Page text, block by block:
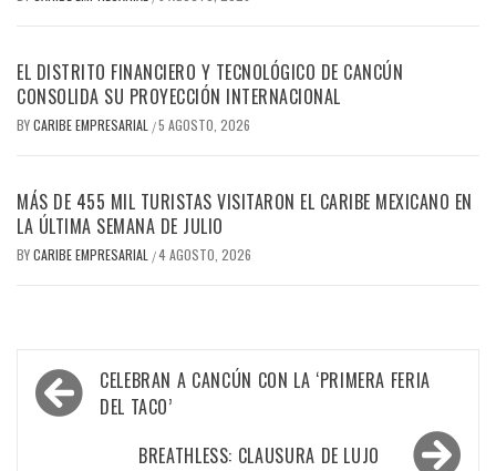
EL DISTRITO FINANCIERO Y TECNOLÓGICO DE CANCÚN
CONSOLIDA SU PROYECCIÓN INTERNACIONAL
BYCARIBE EMPRESARIAL /5 AGOSTO, 2026
MÁS DE 455 MIL TURISTAS VISITARON EL CARIBE MEXICANO EN
LA ÚLTIMA SEMANA DE JULIO
BYCARIBE EMPRESARIAL /4 AGOSTO, 2026
Navegación
de
CELEBRAN A CANCÚN CON LA ‘PRIMERA FERIA
DEL TACO’
BREATHLESS: CLAUSURA DE LUJO